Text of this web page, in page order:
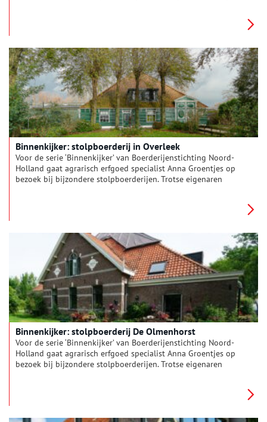
Binnenkijker: stolpboerderij in Overleek
Voor de serie ‘Binnenkijker’ van Boerderijenstichting Noord-
Holland gaat agrarisch erfgoed specialist Anna Groentjes op
bezoek bij bijzondere stolpboerderijen. Trotse eigenaren
oorspronkelijke indeling. Deze keer reist Anna af naar een
stolpboerderij in Overleek.
Binnenkijker: stolpboerderij De Olmenhorst
Voor de serie ‘Binnenkijker’ van Boerderijenstichting Noord-
Holland gaat agrarisch erfgoed specialist Anna Groentjes op
bezoek bij bijzondere stolpboerderijen. Trotse eigenaren
oorspronkelijke indeling. Deze keer reist Anna af naar